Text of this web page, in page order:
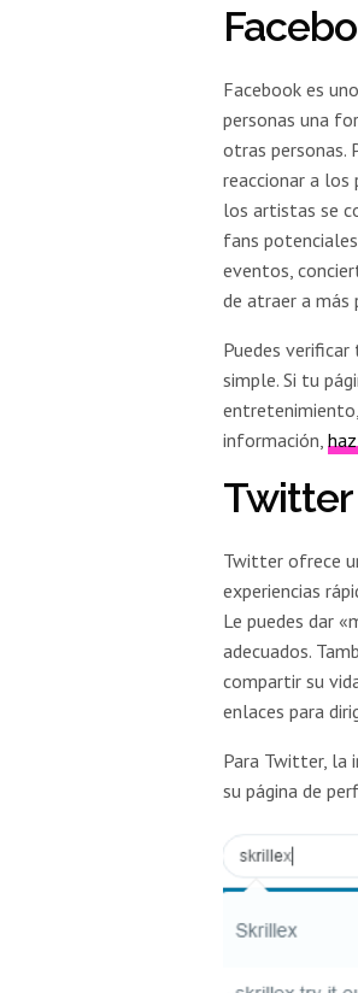
Facebook es
personas una
otras personas.
reaccionar a los
los artistas se
fans
eventos,
de atraer a más
Puedes verificar
simple. Si tu
entretenimiento,
información,
Twitter
Twitter ofrece
experiencias
Le puedes dar
adecuados.
compartir su
enlaces para
Para Twitter, la
su página de